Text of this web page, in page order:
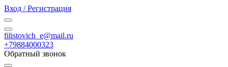
Вход / Регистрация
filistovich_e@mail.ru
+79884000323
Обратный звонок